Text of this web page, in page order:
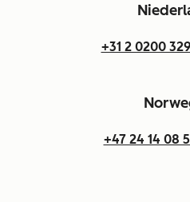
+31 2 0200
+47 24 14 08